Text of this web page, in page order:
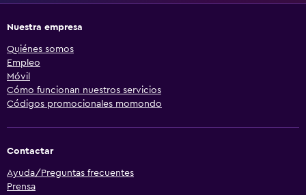
Nuestra empresa
Quiénes somos
Empleo
Móvil
Cómo funcionan nuestros servicios
Códigos promocionales momondo
Contactar
Ayuda/Preguntas frecuentes
Prensa